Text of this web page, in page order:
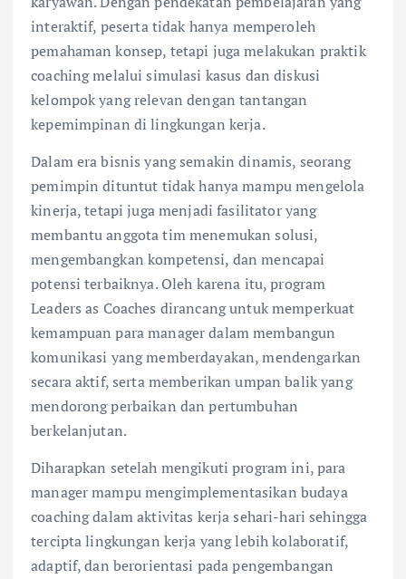
interaktif, peserta tidak hanya memperoleh
pemahaman konsep, tetapi juga melakukan praktik
coaching melalui simulasi kasus dan diskusi
kelompok yang relevan dengan tantangan
kepemimpinan di lingkungan kerja.
Dalam era bisnis yang semakin dinamis, seorang
pemimpin dituntut tidak hanya mampu mengelola
kinerja, tetapi juga menjadi fasilitator yang
membantu anggota tim menemukan solusi,
mengembangkan kompetensi, dan mencapai
potensi terbaiknya. Oleh karena itu, program
Leaders as Coaches dirancang untuk memperkuat
kemampuan para manager dalam membangun
komunikasi yang memberdayakan, mendengarkan
secara aktif, serta memberikan umpan balik yang
mendorong perbaikan dan pertumbuhan
berkelanjutan.
Diharapkan setelah mengikuti program ini, para
manager mampu mengimplementasikan budaya
coaching dalam aktivitas kerja sehari-hari sehingga
tercipta lingkungan kerja yang lebih kolaboratif,
adaptif, dan berorientasi pada pengembangan